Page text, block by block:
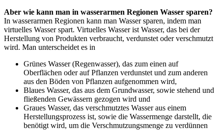
Aber wie kann man in wasserarmen Regionen Wasser sparen?
In wasserarmen Regionen kann man Wasser sparen, indem man
virtuelles Wasser spart. Virtuelles Wasser ist Wasser, das bei der
Herstellung von Produkten verbraucht, verdunstet oder verschmutzt
wird. Man unterscheidet es in
Grünes Wasser (Regenwasser), das zum einen auf
Oberflächen oder auf Pflanzen verdunstet und zum anderen
aus den Böden von Pflanzen aufgenommen wird,
Blaues Wasser, das aus dem Grundwasser, sowie stehend und
fließenden Gewässern gezogen wird und
Graues Wasser, das verschmutztes Wasser aus einem
Herstellungsprozess ist, sowie die Wassermenge darstellt, die
benötigt wird, um die Verschmutzungsmenge zu verdünnen